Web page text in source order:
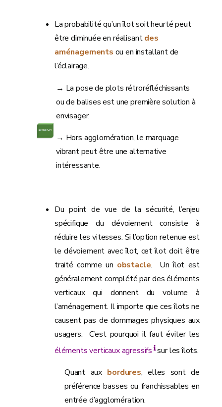
La probabilité qu’un îlot soit heurté peut
être diminuée en réalisantdes
aménagements ou en installant de
l’éclairage.
→ La pose de plots rétroréfléchissants
ou de balises est une première solution à
envisager.
→ Hors agglomération, le marquage
vibrant peut être une alternative
intéressante.
Du point de vue de la sécurité, l’enjeu
spécifique du dévoiement consiste à
réduire les vitesses. Si l’option retenue est
le dévoiement avec îlot, cet îlot doit être
traité comme un obstacle. Un îlot est
généralement complété par des éléments
verticaux qui donnent du volume à
l’aménagement. Il importe que ces îlots ne
causent pas de dommages physiques aux
usagers. C’est pourquoi il faut éviter les
éléments verticaux agressifs sur les îlots.
Quant aux bordures, elles sont de
préférence basses ou franchissables en
entrée d’agglomération.